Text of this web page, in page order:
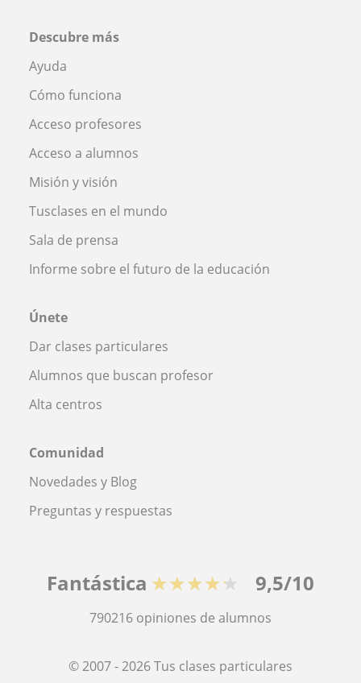
Descubre más
Ayuda
Cómo funciona
Acceso profesores
Acceso a alumnos
Misión y visión
Tusclases en el mundo
Sala de prensa
Informe sobre el futuro de la educación
Únete
Dar clases particulares
Alumnos que buscan profesor
Alta centros
Comunidad
Novedades y Blog
Preguntas y respuestas
Fantástica ★★★★★ 9,5/10
790216 opiniones de alumnos
© 2007 - 2026 Tus clases particulares